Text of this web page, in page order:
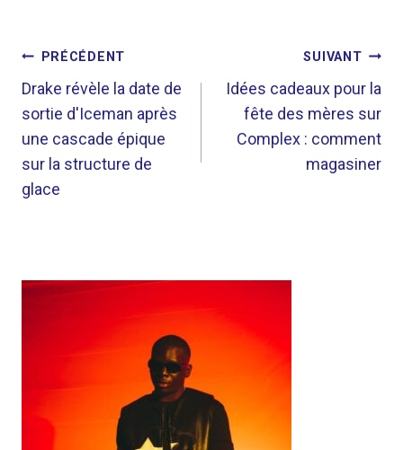
NAVIGATION
DE
L’ARTICLE
PRÉCÉDENT
Drake révèle la date de
sortie d'Iceman après
une cascade épique
sur la structure de
glace
SUIVANT
Idées cadeaux pour la
fête des mères sur
Complex : comment
magasiner